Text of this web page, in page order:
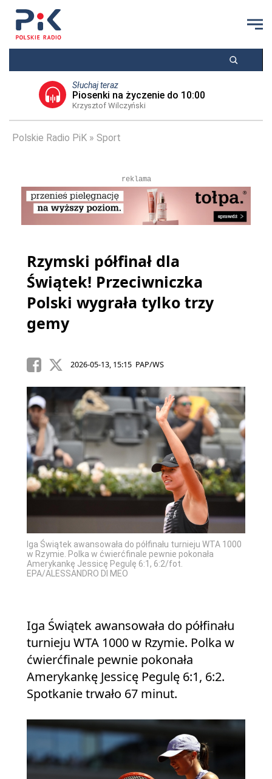
Słuchaj teraz
Piosenki na życzenie do 10:00
Krzysztof Wilczyński
Polskie Radio PiK Sport
reklama
Rzymski półfinał dla
Świątek! Przeciwniczka
Polski wygrała tylko trzy
gemy
2026-05-13, 15:15 PAP/WS
Iga Świątek awansowała do półfinału turnieju WTA 1000
w Rzymie. Polka w ćwierćfinale pewnie pokonała
Amerykankę Jessicę Pegulę 6:1, 6:2/fot.
EPA/ALESSANDRO DI MEO
Iga Świątek awansowała do półfinału
turnieju WTA 1000 w Rzymie. Polka w
ćwierćfinale pewnie pokonała
Amerykankę Jessicę Pegulę 6:1, 6:2.
Spotkanie trwało 67 minut.